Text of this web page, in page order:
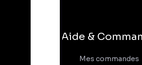
Aide &
Mes commandes